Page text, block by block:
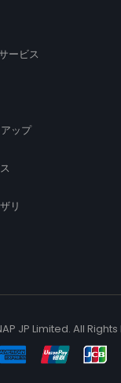
ービス
ップ
リ
JP Limited. All